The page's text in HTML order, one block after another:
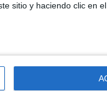
sitio y haciendo clic en